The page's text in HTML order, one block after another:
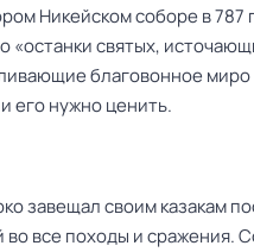
Никейском соборе в 787
«останки святых,
благовонное миро
его нужно ценить.
завещал своим казакам
во все походы и сражения.